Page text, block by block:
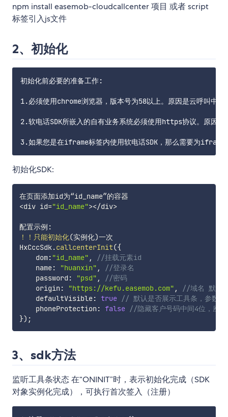
npm install easemob-cloudcallcenter 项目 或者 script
标签引入js文件
2、初始化
初始化前必要的准备工作:
1.必须使用chrome浏览器，版本号为58以上。原因是云呼叫中心
2.软电话SDK所嵌入的自有业务系统必须使用https协议。原
初始化SDK:
<div id="id_name"></div>
配置示例 :
！！只能初始化(实例化)一次
HxCccSdk.callcenterInit({
    dom
: "id_name" ,
//挂载元素id
    name
: "huanxin" ,
//登录名
    password
: "psd" ,
//密码
    origin
: "https://kefu.easemob.com" ,
//域名 默认
    defaultVisible
: true // 默认是否展示工具条，参数
    phoneProtection
: false //隐藏客户号码中间4位，座
}) ;
3、sdk方法
监听工具条状态 在“ONINIT”时，表示初始化完成（SDK
对象实例化完成），可执行首次签入（注册）